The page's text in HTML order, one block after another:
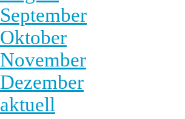
September
Oktober
November
Dezember
aktuell